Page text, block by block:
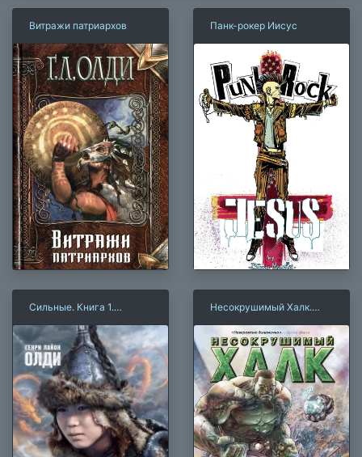
Витражи патриархов Панк-рокер Иисус
Сильные. Книга 1.
Несокрушимый Халк.